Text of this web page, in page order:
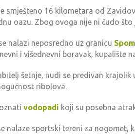
smješteno 16 kilometara od
oazu. Zbog ovoga nije ni čudo
nalazi neposredno uz granicu
i višednevni boravak, kupalište
šetnje, nudi se predivan
ribolova.
vodopadi koji su posebna
nalaze sportski tereni za nogomet,